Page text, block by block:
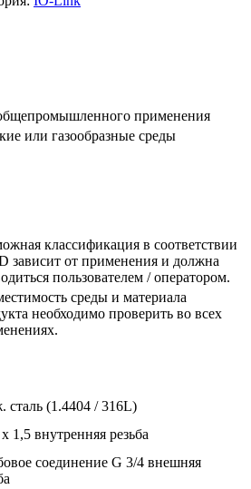
применения
или газообразные среды
классификация в соответствии
зависит от применения и должна
пользователем / оператором.
среды и материала
необходимо проверить во всех
сталь (1.4404 / 316L)
1,5 внутренняя резьба
соединение G 3/4 внешняя